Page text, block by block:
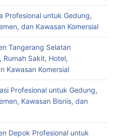
Profesional untuk Gedung,
dan Kawasan Komersial
Tangerang Selatan
Rumah Sakit, Hotel,
Kawasan Komersial
Profesional untuk Gedung,
Kawasan Bisnis, dan
Depok Profesional untuk